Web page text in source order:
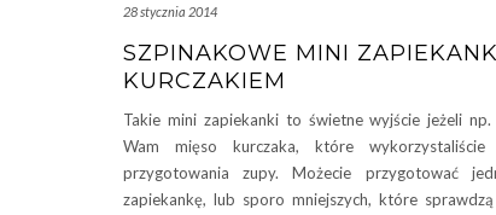
28 stycznia 2014
SZPINAKOWE MINI
KURCZAKIEM
Takie mini zapiekanki to świetne wyjście jeżeli np.
Wam mięso kurczaka, które
przygotowania zupy. Możecie przygotować
zapiekankę, lub sporo mniejszych, które